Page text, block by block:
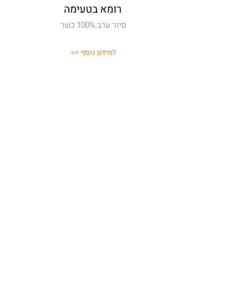
רומא בטעימה
סיור ערב 100% כשר
למידע נוסף >>